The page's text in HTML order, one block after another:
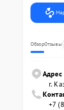
ОбзорОтзывы
Адрес
г.
+7